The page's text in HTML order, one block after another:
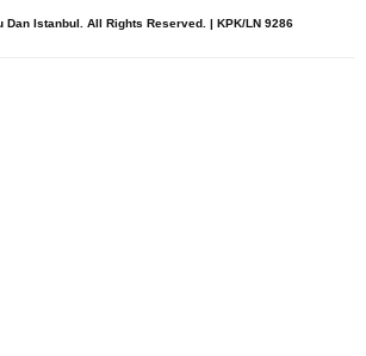
Dan Istanbul. All Rights Reserved. | KPK/LN 9286